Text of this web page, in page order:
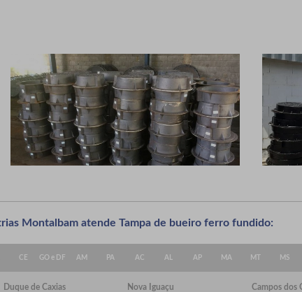
Montalbam atende Tampa de bueiro ferro fundido:
CE GO e DF AM PA AC AL AP MA MT MS
Duque de Caxias Nova Iguaçu Campos dos